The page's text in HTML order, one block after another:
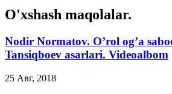
O'xshash maqolalar.
Nodir Normatov. O’rol og’a
Tansiqboev asarlari. Videoalbom
25 Авг, 2018